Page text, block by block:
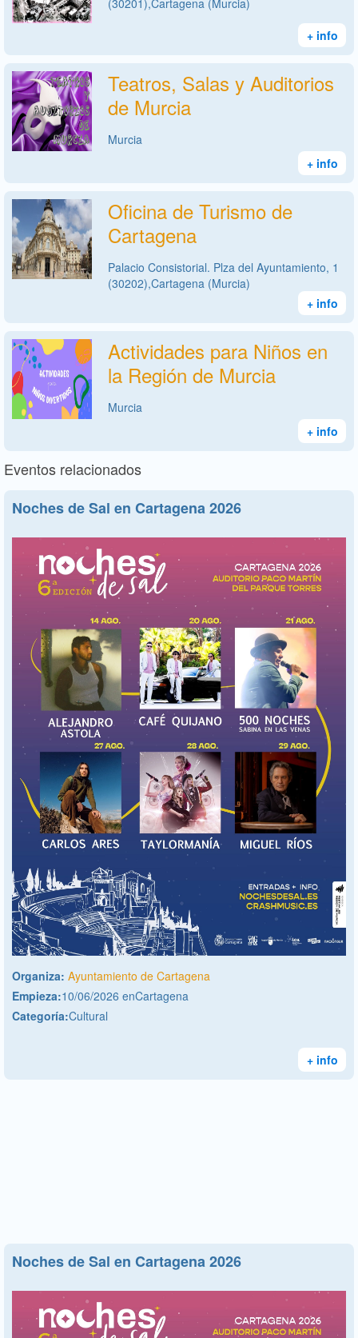
(30201),Cartagena (Murcia)
+ info
Teatros, Salas y Auditorios
de Murcia
Murcia
+ info
Oficina de Turismo de
Cartagena
Palacio Consistorial. Plza del Ayuntamiento, 1
(30202),Cartagena (Murcia)
+ info
Actividades para Niños en
la Región de Murcia
Murcia
+ info
Eventos relacionados
Noches de Sal en Cartagena 2026
Organiza: Ayuntamiento de Cartagena
Empieza:10/06/2026 enCartagena
Categoría:Cultural
+ info
Noches de Sal en Cartagena 2026